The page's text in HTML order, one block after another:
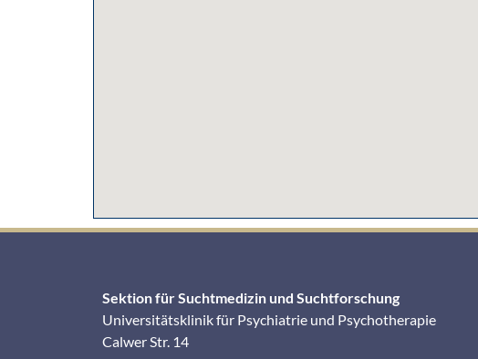
Sektion für Suchtmedizin und Suchtforschung
Universitätsklinik für Psychiatrie und Psychotherapie
Calwer Str. 14